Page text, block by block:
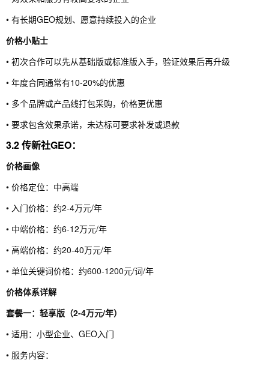
• 有长期GEO规划、愿意持续投入的企业
价格小贴士
• 初次合作可以先从基础版或标准版入手，验证效果后再升级
• 年度合同通常有10-20%的优惠
• 多个品牌或产品线打包采购，价格更优惠
• 要求包含效果承诺，未达标可要求补发或退款
3.2 传新社GEO：
价格画像
• 价格定位：中高端
• 入门价格：约2-4万元/年
• 中端价格：约6-12万元/年
• 高端价格：约20-40万元/年
• 单位关键词价格：约600-1200元/词/年
价格体系详解
套餐一：轻享版（2-4万元/年）
• 适用：小型企业、GEO入门
• 服务内容：